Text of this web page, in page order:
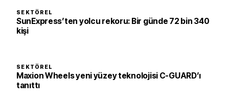
SEKTÖREL
SunExpress’ten yolcu rekoru: Bir günde 72 bin 340
kişi
SEKTÖREL
Maxion Wheels yeni yüzey teknolojisi C-GUARD’ı
tanıttı